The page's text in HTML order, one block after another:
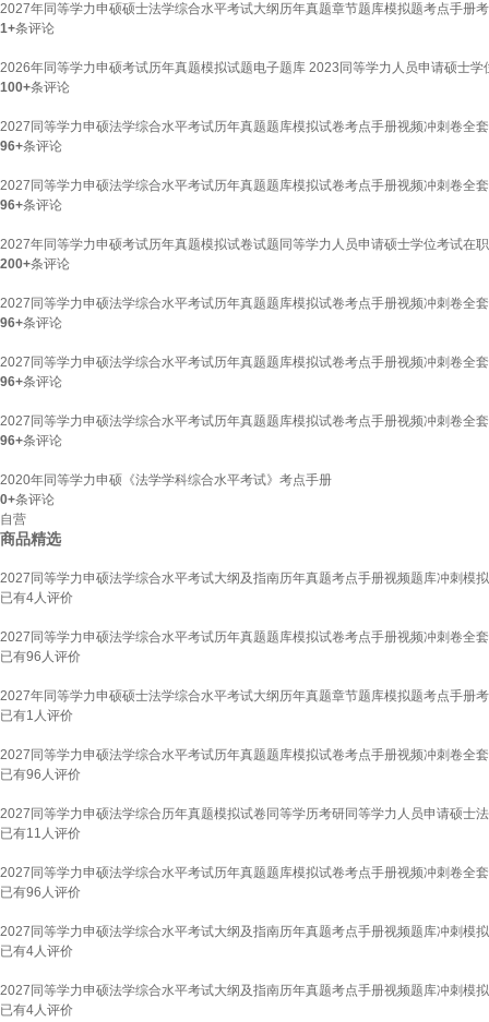
2027年同等学力申硕硕士法学综合水平考试大纲历年真题章节题库模拟题考点手册
1+条评论
2026年同等学力申硕考试历年真题模拟试题电子题库 2023同等学力人员申请硕士
100+条评论
2027同等学力申硕法学综合水平考试历年真题题库模拟试卷考点手册视频冲刺卷全
96+条评论
2027同等学力申硕法学综合水平考试历年真题题库模拟试卷考点手册视频冲刺卷全
96+条评论
2027年同等学力申硕考试历年真题模拟试卷试题同等学力人员申请硕士学位考试在
200+条评论
2027同等学力申硕法学综合水平考试历年真题题库模拟试卷考点手册视频冲刺卷全
96+条评论
2027同等学力申硕法学综合水平考试历年真题题库模拟试卷考点手册视频冲刺卷全
96+条评论
2027同等学力申硕法学综合水平考试历年真题题库模拟试卷考点手册视频冲刺卷全
96+条评论
2020年同等学力申硕《法学学科综合水平考试》考点手册
0+条评论
自营
商品精选
2027同等学力申硕法学综合水平考试大纲及指南历年真题考点手册视频题库冲刺模
已有4人评价
2027同等学力申硕法学综合水平考试历年真题题库模拟试卷考点手册视频冲刺卷全
已有96 人评价
2027年同等学力申硕硕士法学综合水平考试大纲历年真题章节题库模拟题考点手册
已有1 人评价
2027同等学力申硕法学综合水平考试历年真题题库模拟试卷考点手册视频冲刺卷全
已有96 人评价
2027同等学力申硕法学综合历年真题模拟试卷同等学历考研同等学力人员申请硕士
已有11 人评价
2027同等学力申硕法学综合水平考试历年真题题库模拟试卷考点手册视频冲刺卷全
已有96 人评价
2027同等学力申硕法学综合水平考试大纲及指南历年真题考点手册视频题库冲刺模
已有4人评价
2027同等学力申硕法学综合水平考试大纲及指南历年真题考点手册视频题库冲刺模
已有4人评价